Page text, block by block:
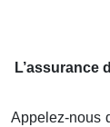
L’assurance
Appelez-nous